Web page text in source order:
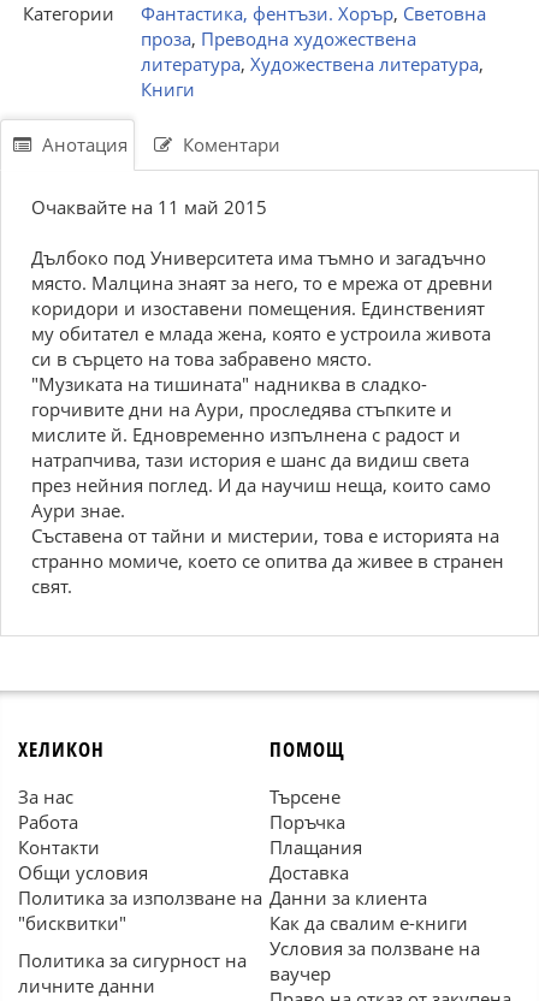
Категории
Фантастика, фентъзи. Хорър, Световна
проза, Преводна художествена
литература, Художествена литература,
Книги
Анотация Коментари
Очаквайте на 11 май 2015
Дълбоко под Университета има тъмно и загадъчно
място. Малцина знаят за него, то е мрежа от древни
коридори и изоставени помещения. Единственият
му обитател е млада жена, която е устроила живота
си в сърцето на това забравено място.
"Музиката на тишината" надниква в сладко-
горчивите дни на Аури, проследява стъпките и
мислите й. Едновременно изпълнена с радост и
натрапчива, тази история е шанс да видиш света
през нейния поглед. И да научиш неща, които само
Аури знае.
Съставена от тайни и мистерии, това е историята на
странно момиче, което се опитва да живее в странен
свят.
ХЕЛИКОН
За нас
Работа
Контакти
Общи условия
Политика за използване на
"бисквитки"
Политика за сигурност на
личните данни
ПОМОЩ
Търсене
Поръчка
Плащания
Доставка
Данни за клиента
Как да свалим е-книги
Условия за ползване на
ваучер